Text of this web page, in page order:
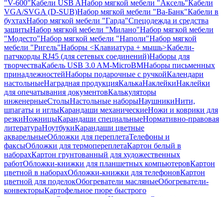
"V-600"Кабели USB AНабор мягкой мебели "Аксель"Кабели
VGA/SVGA (D-SUB)Набор мягкой мебели "Ва-Банк"Кабели в
бухтахНабор мягкой мебели "Гарда"Спецодежда и средства
защитыНабор мягкой мебели "Милано"Набор мягкой мебели
"Модесто"Набор мягкой мебели "Наполи"Набор мягкой
мебели "Ригель"Наборы <Клавиатура + мышь>Кабели-
патчкорды RJ45 (для сетевых соединений)Наборы для
творчестваКабель USB 3.0 AM-MicroBMНаборы письменных
принадлежностейНаборы подарочные с ручкойКалендари
настольныеНаградная продукцияКалькаНаклейкиНаклейки
для опечатывания документовКалькуляторы
инженерныеСтолыНастольные наборыНаушникиНити,
шпагаты и иглыКарандаши механическиеНожи и коврики для
резкиНожницыКарандаши специальныеНормативно-правовая
литератураНоутбукиКарандаши цветные
акварельныеОбложки для переплетаТелефоны и
факсыОбложки для термопереплетаКартон белый в
наборахКартон грунтованный для художественных
работОбложки-книжки для планшетных компьютеровКартон
цветной в наборахОбложки-книжки для телефоновКартон
цветной для поделокОбогреватели масляныеОбогреватели-
конвекторыКартофельное пюре быстрого